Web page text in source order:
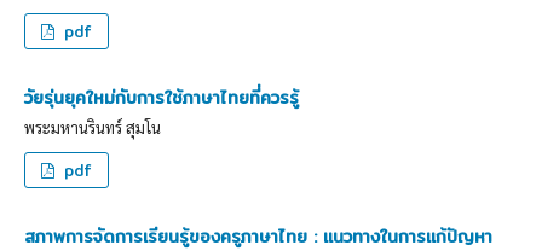
pdf
วัยรุ่นยุคใหม่กับการใช้ภาษาไทยที่ควรรู้
พระมหานรินทร์ สุมโน
pdf
สภาพการจัดการเรียนรู้ของครูภาษาไทย : แนวทางในการแก้ปัญหา